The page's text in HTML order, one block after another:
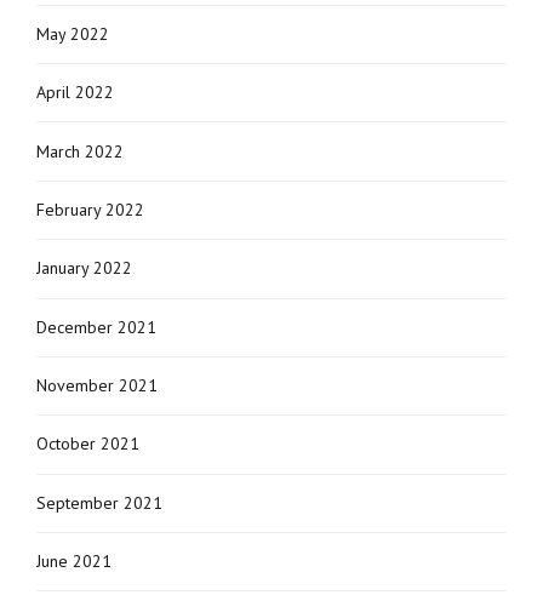
May 2022
April 2022
March 2022
February 2022
January 2022
December 2021
November 2021
October 2021
September 2021
June 2021